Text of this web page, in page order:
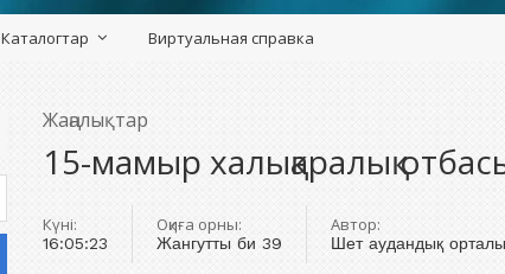
Каталогтар Виртуальная справка
Жаңалықтар
15-мамыр халықаралық
Күні:
16:05:23
Оқиға орны:
Жангутты би 39
Автор:
Шет аудандық